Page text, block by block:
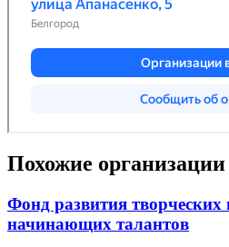
Похожие организации
Фонд развития творческих
начинающих талантов